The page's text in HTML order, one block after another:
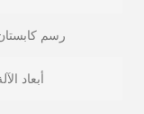
رسم
أبعاد